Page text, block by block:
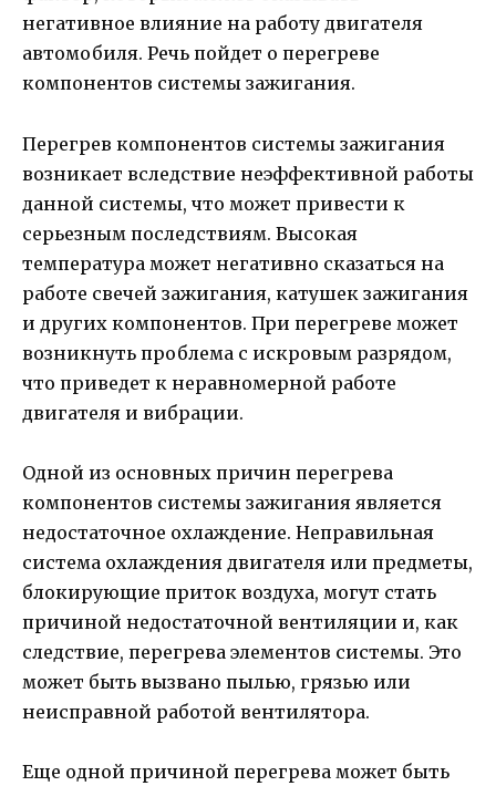
негативное влияние на работу двигателя
автомобиля. Речь пойдет о перегреве
компонентов системы зажигания.
Перегрев компонентов системы зажигания
возникает вследствие неэффективной работы
данной системы, что может привести к
серьезным последствиям. Высокая
температура может негативно сказаться на
работе свечей зажигания, катушек зажигания
и других компонентов. При перегреве может
возникнуть проблема с искровым разрядом,
что приведет к неравномерной работе
двигателя и вибрации.
Одной из основных причин перегрева
компонентов системы зажигания является
недостаточное охлаждение. Неправильная
система охлаждения двигателя или предметы,
блокирующие приток воздуха, могут стать
причиной недостаточной вентиляции и, как
следствие, перегрева элементов системы. Это
может быть вызвано пылью, грязью или
неисправной работой вентилятора.
Еще одной причиной перегрева может быть